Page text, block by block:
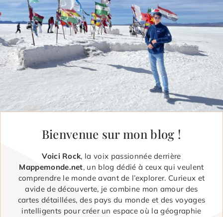
Bienvenue sur mon blog !
Voici Rock, la voix passionnée derrière
Mappemonde.net, un blog dédié à ceux qui veulent
comprendre le monde avant de l’explorer. Curieux et
avide de découverte, je combine mon amour des
cartes détaillées, des pays du monde et des voyages
intelligents pour créer un espace où la géographie